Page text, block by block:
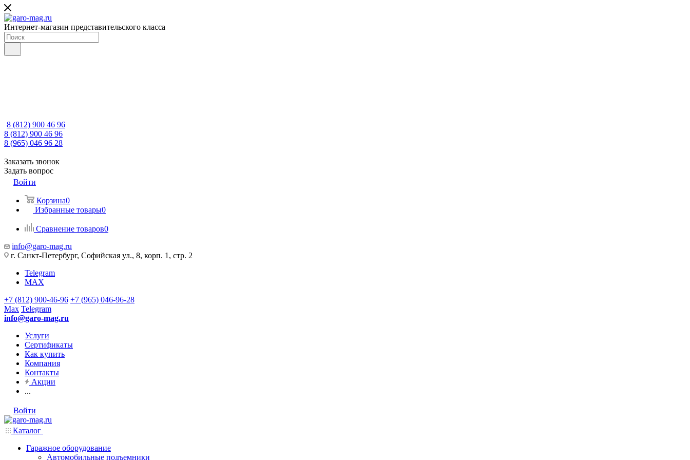
Интернет-магазин представительского класса
8 (812) 900 46 96
8 (812) 900 46 96
8 (965) 046 96 28
Заказать звонок
Задать вопрос
Войти
Корзина0
Избранные товары0
Сравнение товаров0
info@garo-mag.ru
г. Санкт-Петербург, Софийская ул., 8, корп. 1, стр. 2
Telegram
MAX
+7 (812) 900-46-96 +7 (965) 046-96-28
Max Telegram
info@garo-mag.ru
Услуги
Сертификаты
Как купить
Компания
Контакты
Акции
...
Войти
Каталог
Гаражное оборудование
Автомобильные подъемники